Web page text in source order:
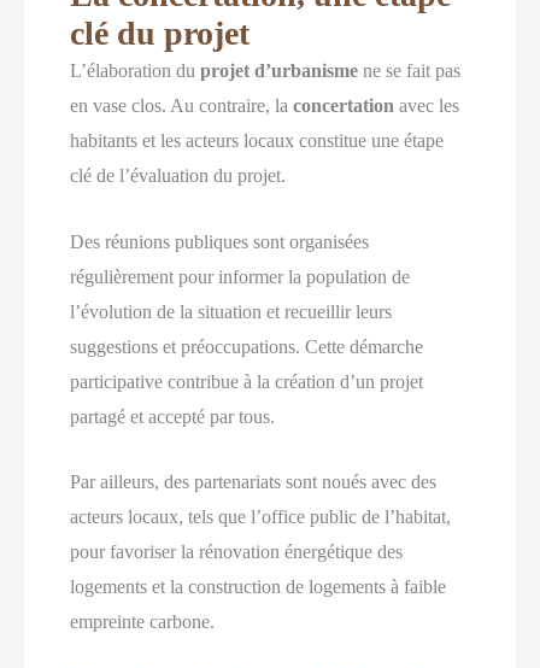
clé du projet
L’élaboration duprojet d’urbanisme ne se fait pas
en vase clos. Au contraire, laconcertation avec les
habitants et les acteurs locaux constitue une étape
clé de l’évaluation du projet.
Des réunions publiques sont organisées
régulièrement pour informer la population de
l’évolution de la situation et recueillir leurs
suggestions et préoccupations. Cette démarche
participative contribue à la création d’un projet
partagé et accepté par tous.
Par ailleurs, des partenariats sont noués avec des
acteurs locaux, tels que l’office public de l’habitat,
pour favoriser la rénovation énergétique des
logements et la construction de logements à faible
empreinte carbone.